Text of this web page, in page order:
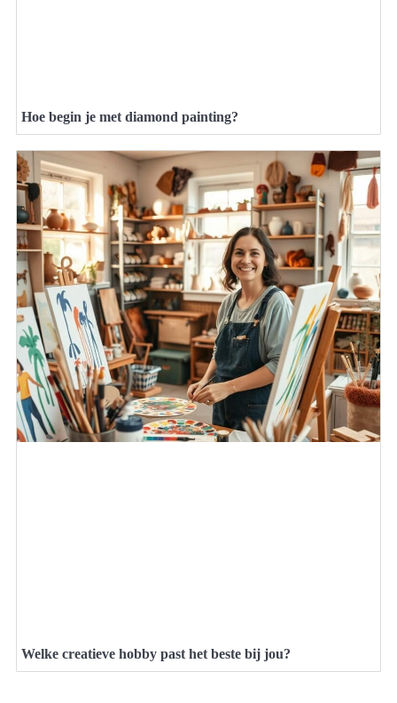
Hoe begin je met diamond painting?
Welke creatieve hobby past het beste bij jou?